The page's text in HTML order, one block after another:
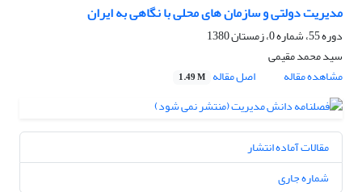
مدیریت دولتی و سازمان های محلی با نگاهی به ایران
دوره 55، شماره 0، زمستان 1380
سید محمد مقیمی
مشاهده مقاله
اصل مقاله 1.49 M
مقالات آماده انتشار
شماره جاری